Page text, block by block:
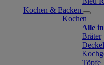
Kochen & Backen
Kochen
Alle
Bräter
Töpfe